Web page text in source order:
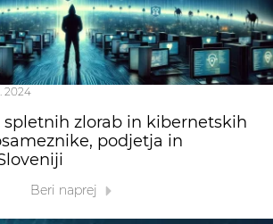
2024
spletnih zlorab in kibernetskih
podjetja in
Beri naprej